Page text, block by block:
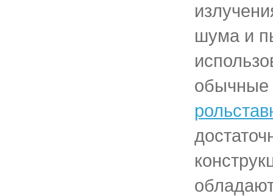
шума и
обычные